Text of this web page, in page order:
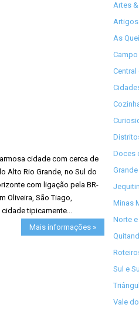
cidade com cerca de
Alto Rio Grande, no Sul do
com ligação pela BR-
Oliveira, São Tiago,
tipicamente...
Mais informações »
Artes
As
Central
Doces
Minas
Norte
Sul e
Vale